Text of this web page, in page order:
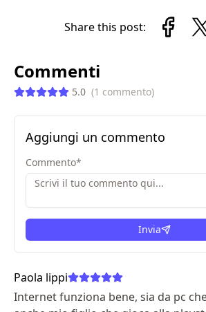
Share this post:
Commenti
5.0 (1 commento)
Aggiungi un commento
Commento*
Invia
Paola lippi
Internet funziona bene, sia da pc